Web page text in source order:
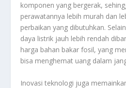
komponen yang bergerak,
perawatannya lebih murah dan
perbaikan yang dibutuhkan.
daya listrik jauh lebih rendah
harga bahan bakar fosil, yang
bisa menghemat uang dalam
Inovasi teknologi juga